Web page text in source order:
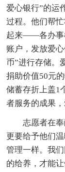
爱心银行”的运
过程。他们帮
起来——各办事
账户，发放爱
币”进行存储。
捐助价值50元
储蓄存折上盖1
者服务的成果
志愿者在
更要给予他们
管理一样。我
的给养，才能